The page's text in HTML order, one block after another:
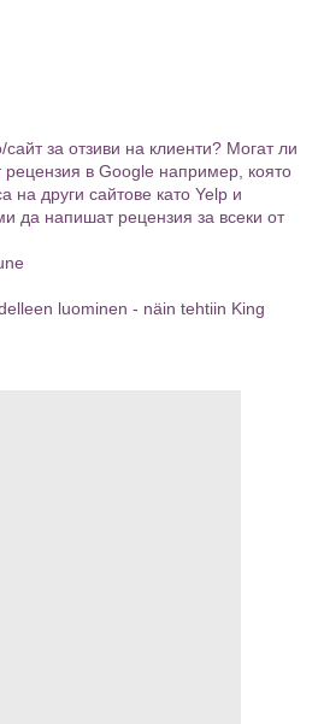
за отзиви на клиенти? Могат ли
в Google например, която
на други сайтове като Yelp и
да напишат рецензия за всеки от
luominen - näin tehtiin King